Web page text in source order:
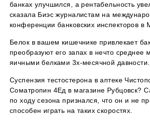
банках улучшился, а рентабельность
сказала Биэс журналистам на
конференции банковских инспекторов в
Белок в вашем кишечнике привлекает
преобразуют его запах в нечто среднее
яичными белками 3х-месячной давности.
Суспензия тестостерона в аптеке
Cоматропин 4Ед в магазине Рубцовск?
по ходу сезона признался, что он и не
способен играть на таких скоростях.